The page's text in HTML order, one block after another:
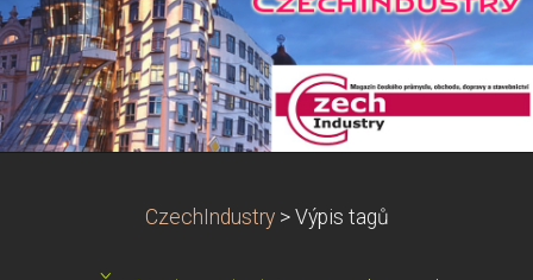
CzechIndustry > Výpis tagů